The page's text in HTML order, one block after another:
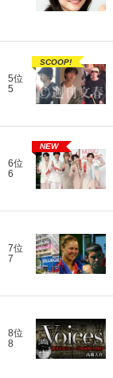
5位
5
SCOOP!
6位
6
NEW
7位
7
8位
8